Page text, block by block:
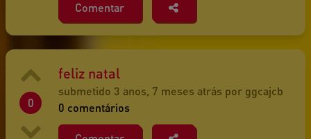
Comentar
0
feliz natal
submetido 3 anos, 7 meses atrás por ggcajcb
0 comentários